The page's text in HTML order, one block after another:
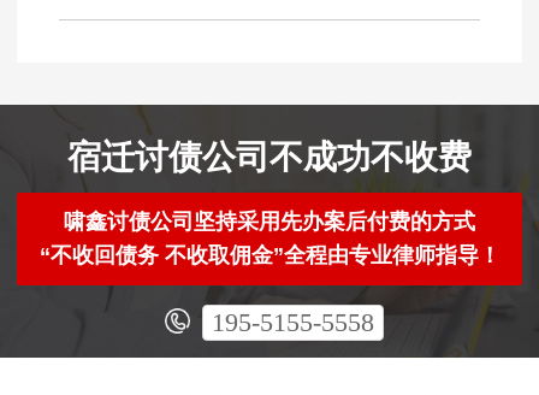
宿迁讨债公司不成功不收费
啸鑫讨债公司坚持采用先办案后付费的方式
“不收回债务 不收取佣金”全程由专业律师指导！
195-5155-5558